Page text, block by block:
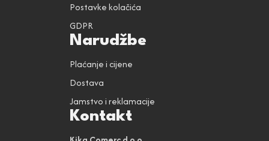
Postavke kolačića
GDPR
Narudžbe
Plaćanje i cijene
Dostava
Jamstvo i reklamacije
Kontakt